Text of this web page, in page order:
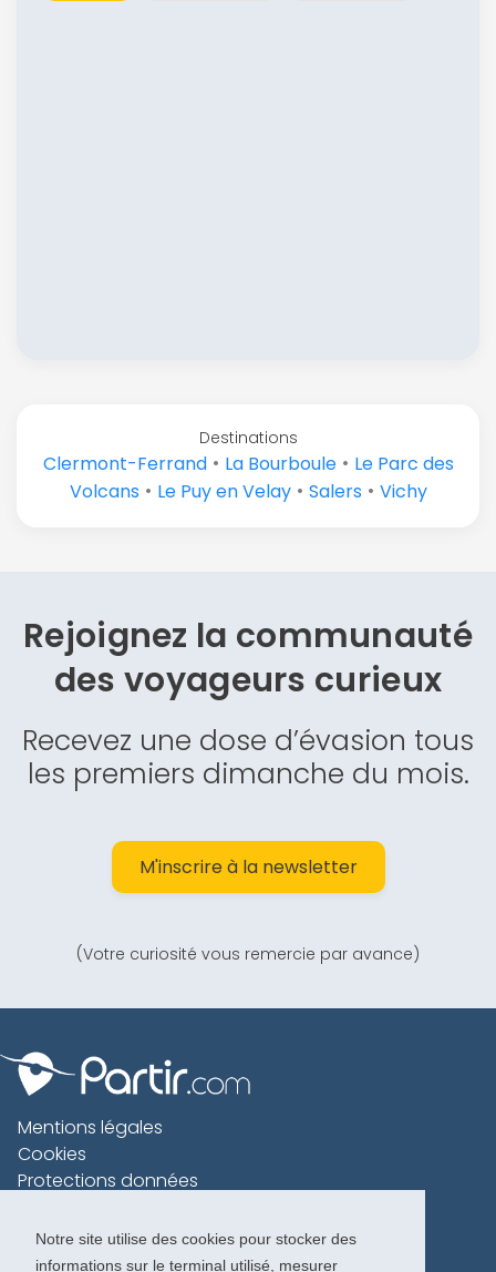
Notre site utilise des cookies pour stocker des
informations sur le terminal utilisé, mesurer
Destinations
Clermont-Ferrand• La Bourboule• Le Parc des
Volcans • Le Puy en Velay• Salers • Vichy
Rejoignez la communauté
desvoyageurs curieux
Recevez une dose d’évasion tous
les premiers dimanche du mois.
M'inscrire à la newsletter
(Votre curiosité vous remercie par avance)
Mentions légales
Cookies
Protections données
Charte voyageur